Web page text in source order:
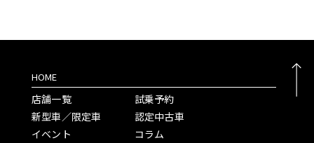
HOME
店舗一覧
新型車／限定車
イベント
試乗予約
認定中古車
コラム